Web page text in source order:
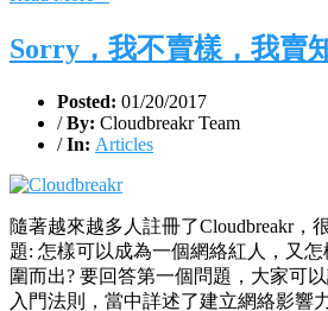
Sorry，我不賣樣，我賣
Posted: 01/20/2017
/ By: Cloudbreakr Team
/ In: Articles
隨著越來越多人註冊了Cloudbreakr，
題: 怎樣可以成為一個網絡紅人，又
圍而出? 要回答第一個問題，大家可
入門法則，當中詳述了建立網絡影響